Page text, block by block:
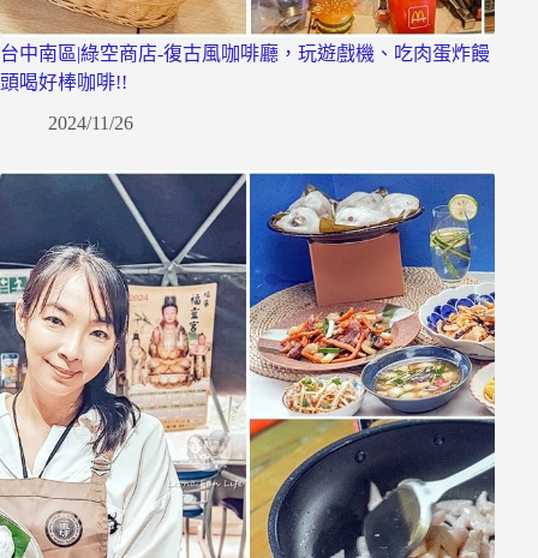
台中南區|綠空商店-復古風咖啡廳，玩遊戲機、吃肉蛋炸饅
頭喝好棒咖啡!!
2024/11/26